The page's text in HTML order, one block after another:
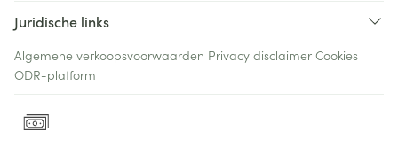
Juridische links
Algemene verkoopsvoorwaarden Privacy disclaimer Cookies
ODR-platform